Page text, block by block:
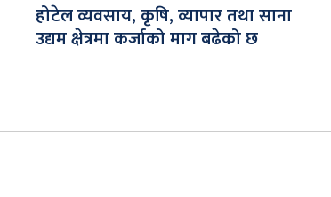
होटेल व्यवसाय, कृषि, व्यापार तथा साना
उद्यम क्षेत्रमा कर्जाको माग बढेको छ